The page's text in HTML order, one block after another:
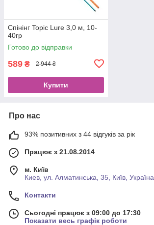
Спінінг Topic Lure 3,0 м, 10-
40гр
Готово до відправки
589 ₴ 2 944 ₴
Купити
Про нас
93% позитивних з 44 відгуків за рік
Працює з 21.08.2014
м. Київ
Киев, ул. Алматинська, 35, Київ, Україна
Контакти
Сьогодні працює з 09:00 до 17:30
Показати весь графік роботи